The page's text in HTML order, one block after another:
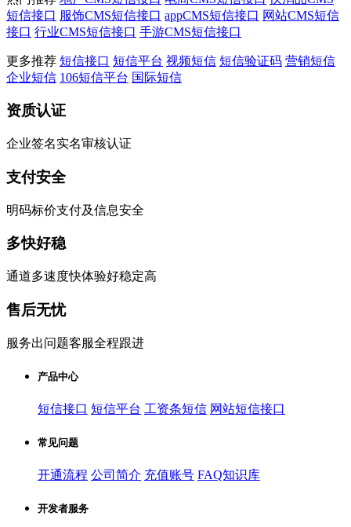
短信接口 服饰CMS短信接口 appCMS短信接口 网站CMS短信
接口 行业CMS短信接口 手游CMS短信接口
更多推荐 短信接口 短信平台 视频短信 短信验证码 营销短信
企业短信 106短信平台 国际短信
资质认证
企业签名实名审核认证
支付安全
明码标价支付及信息安全
多快好稳
通道多速度快体验好稳定高
售后无忧
服务出问题客服全程跟进
产品中心
短信接口 短信平台 工资条短信 网站短信接口
常见问题
开通流程 公司简介 充值账号 FAQ知识库
开发者服务